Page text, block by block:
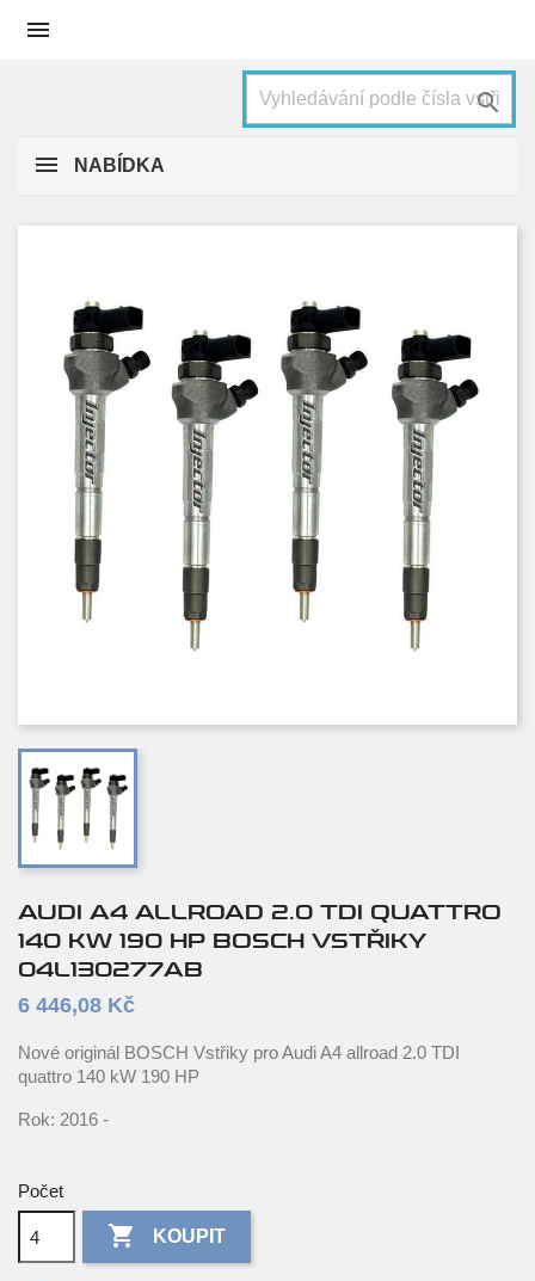


NABÍDKA
AUDI A4 ALLROAD 2.0 TDI QUATTRO
140 KW 190 HP BOSCH VSTŘIKY
04L130277AB
6 446,08 Kč
Nové originál BOSCH Vstřiky pro Audi A4 allroad 2.0 TDI
quattro 140 kW 190 HP
Rok: 2016 -
Počet
 KOUPIT